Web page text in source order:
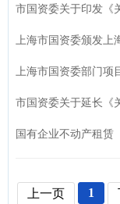
国有企业不动产租赁
上一页 1